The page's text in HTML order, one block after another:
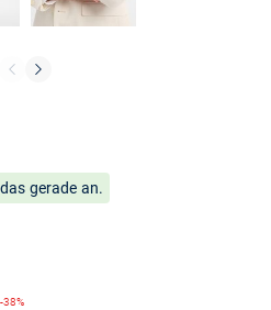
gerade an.
-38%